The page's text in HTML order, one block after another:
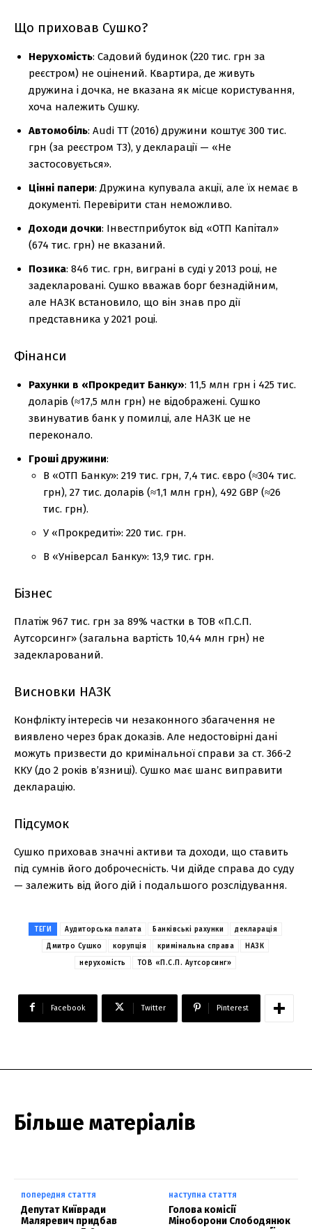
Що приховав Сушко?
Нерухомість: Садовий будинок (220 тис. грн за
реєстром) не оцінений. Квартира, де живуть
дружина і дочка, не вказана як місце користування,
хоча належить Сушку.
Автомобіль: Audi TT (2016) дружини коштує 300 тис.
грн (за реєстром ТЗ), у декларації — «Не
застосовується».
Цінні папери: Дружина купувала акції, але їх немає в
документі. Перевірити стан неможливо.
Доходи дочки: Інвестприбуток від «ОТП Капітал»
(674 тис. грн) не вказаний.
Позика: 846 тис. грн, виграні в суді у 2013 році, не
задекларовані. Сушко вважав борг безнадійним,
але НАЗК встановило, що він знав про дії
представника у 2021 році.
Фінанси
Рахунки в «Прокредит Банку»: 11,5 млн грн і 425 тис.
доларів (≈17,5 млн грн) не відображені. Сушко
звинуватив банк у помилці, але НАЗК це не
переконало.
Гроші дружини:
В «ОТП Банку»: 219 тис. грн, 7,4 тис. євро (≈304 тис.
грн), 27 тис. доларів (≈1,1 млн грн), 492 GBP (≈26
тис. грн).
У «Прокредиті»: 220 тис. грн.
В «Універсал Банку»: 13,9 тис. грн.
Бізнес
Платіж 967 тис. грн за 89% частки в ТОВ «П.С.П.
Аутсорсинг» (загальна вартість 10,44 млн грн) не
задекларований.
Висновки НАЗК
Конфлікту інтересів чи незаконного збагачення не
виявлено через брак доказів. Але недостовірні дані
можуть призвести до кримінальної справи за ст. 366-2
ККУ (до 2 років в’язниці). Сушко має шанс виправити
декларацію.
Підсумок
Сушко приховав значні активи та доходи, що ставить
під сумнів його доброчесність. Чи дійде справа до суду
— залежить від його дій і подальшого розслідування.
ТЕГИ Аудиторська палата Банківські рахунки
декларація
Дмитро Сушко
корупція кримінальна справа
НАЗК
нерухомість
ТОВ «П.С.П. Аутсорсинг»
Facebook Twitter Pinterest
Більше матеріалів
попередня стаття
Депутат Київради
Маляревич придбав
наступна стаття
Голова комісії
Міноборони Слободянюк